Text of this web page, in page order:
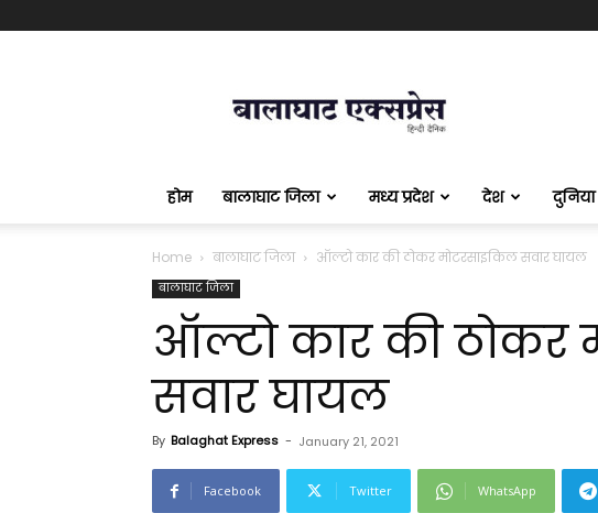
एक्सप्रेस
होम बालाघाट जिला मध्य प्रदेश देश दुनिया
Home बालाघाट जिला ऑल्टो कार की ठोकर मोटरसाइकिल सवार घायल
बालाघाट जिला
ऑल्टो कार की ठोकर
सवार घायल
By Balaghat Express - January 21, 2021
Facebook Twitter WhatsApp